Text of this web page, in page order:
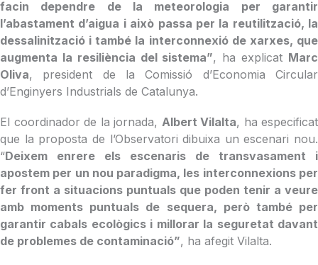
facin dependre de la meteorologia per garantir
l’abastament d’aigua i això passa per la reutilització, la
dessalinització i també la interconnexió de xarxes, que
augmenta la resiliència del sistema”, ha explicat Marc
Oliva, president de la Comissió d’Economia Circular
d’Enginyers Industrials de Catalunya.
El coordinador de la jornada, Albert Vilalta, ha especificat
que la proposta de l’Observatori dibuixa un escenari nou.
“Deixem enrere els escenaris de transvasament i
apostem per un nou paradigma, les interconnexions per
fer front a situacions puntuals que poden tenir a veure
amb moments puntuals de sequera, però també per
garantir cabals ecològics i millorar la seguretat davant
de problemes de contaminació”, ha afegit Vilalta.